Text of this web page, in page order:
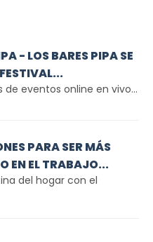
- LOS BARES PIPA SE
de eventos online en vivo...
PARA SER MÁS
EN EL TRABAJO...
del hogar con el